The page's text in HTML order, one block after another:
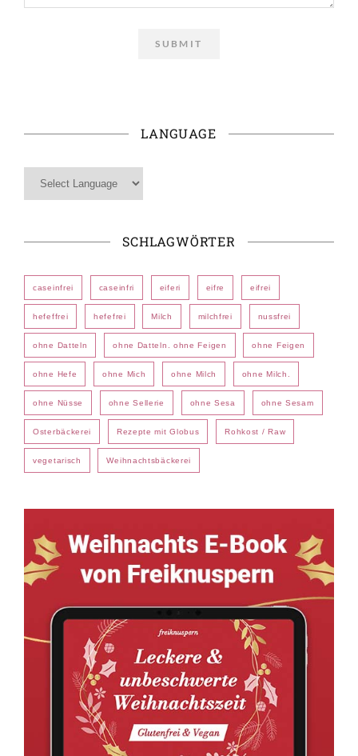
LANGUAGE
SCHLAGWÖRTER
caseinfrei caseinfri eiferi eifre eifrei
hefeffrei hefefrei Milch milchfrei nussfrei
ohne Datteln ohne Datteln. ohne Feigen ohne Feigen
ohne Hefe ohne Mich ohne Milch ohne Milch.
ohne Nüsse ohne Sellerie ohne Sesa ohne Sesam
Osterbäckerei Rezepte mit Globus Rohkost / Raw
vegetarisch Weihnachtsbäckerei